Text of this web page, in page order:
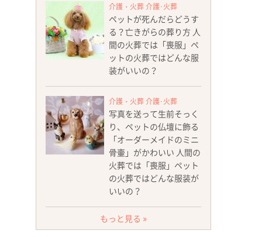
介護・火葬 介護･火葬
ペットが死んだらどうす
る？亡きがらの葬り方 人
間の火葬では「喪服」ペ
ットの火葬ではどんな服
装がいいの？
介護・火葬 介護･火葬
写真を送って生前そっく
り、ペットの仏壇に飾る
「オーダーメイドのミニ
骨壷」がかわいい 人間の
火葬では「喪服」ペット
の火葬ではどんな服装が
いいの？
もっと見る »